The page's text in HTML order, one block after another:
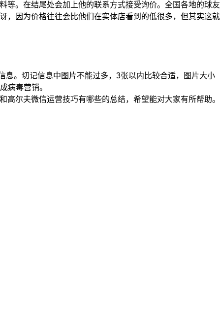
。在结尾处会加上他的联系方式接受询价。全国各地的球友
，因为价格往往会比他们在实体店看到的低很多，但其实这就
。切记信息中图片不能过多，3张以内比较合适，图片大小
病毒营销。
尔夫微信运营技巧有哪些的总结，希望能对大家有所帮助。